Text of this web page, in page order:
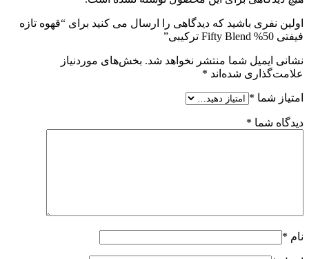
اولین نفری باشید که دیدگاهی را ارسال می کنید برای “قهوه تازه
فیفتی 50% Fifty Blend ترکیبی”
نشانی ایمیل شما منتشر نخواهد شد. بخش‌های موردنیاز
علامت‌گذاری شده‌اند *
امتیاز شما *
دیدگاه شما *
نام *